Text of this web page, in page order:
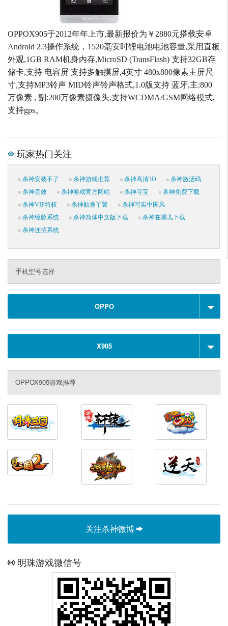
OPPOX905于2012年年上市,最新报价为￥2880元搭载安卓
Android 2.3操作系统，1520毫安时锂电池电池容量,采用直板
外观,1GB RAM机身内存,MicroSD (TransFlash) 支持32GB存
储卡,支持 电容屏 支持多触摸屏,4英寸 480x800像素主屏尺
寸,支持MP3铃声 MID铃声铃声格式,1.0版支持 蓝牙,主:800
万像素 , 副:200万像素摄像头,支持WCDMA/GSM网络模式,
支持gps。
玩家热门关注
杀神安装不了 杀神游戏推荐 杀神高清3D
杀神激活码
杀神音效
杀神游戏官方网站 杀神寻宝
杀神免费下载
杀神VIP特权
杀神贴身丫鬟
杀神写实中国风
杀神经脉系统
杀神简体中文版下载
杀神在哪儿下载
杀神连招系统
手机型号选择
OPPO
X905
OPPOX905游戏推荐
关注杀神微博
明珠游戏微信号